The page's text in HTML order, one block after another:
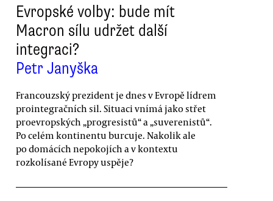
Evropské volby: bude mít
Macron sílu udržet další
integraci?
Petr Janyška
Francouzský prezident je dnes v Evropě lídrem
prointegračních sil. Situaci vnímá jako střet
proevropských „progresistů“ a „suverenistů“.
Po celém kontinentu burcuje. Nakolik ale
po domácích nepokojích a v kontextu
rozkolísané Evropy uspěje?